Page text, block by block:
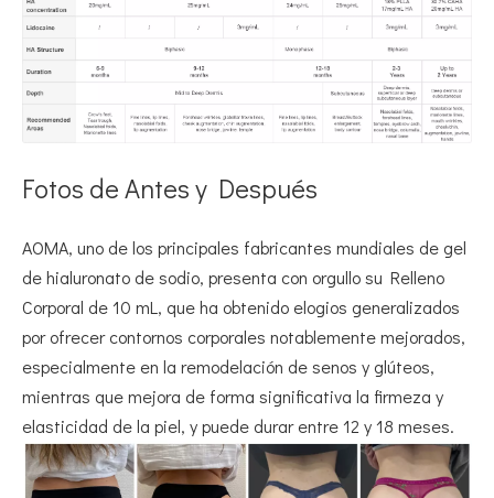
Fotos de Antes y Después
AOMA, uno de los principales fabricantes mundiales de gel
de hialuronato de sodio, presenta con orgullo su Relleno
Corporal de 10 mL, que ha obtenido elogios generalizados
por ofrecer contornos corporales notablemente mejorados,
especialmente en la remodelación de senos y glúteos,
mientras que mejora de forma significativa la firmeza y
elasticidad de la piel, y puede durar entre 12 y 18 meses.